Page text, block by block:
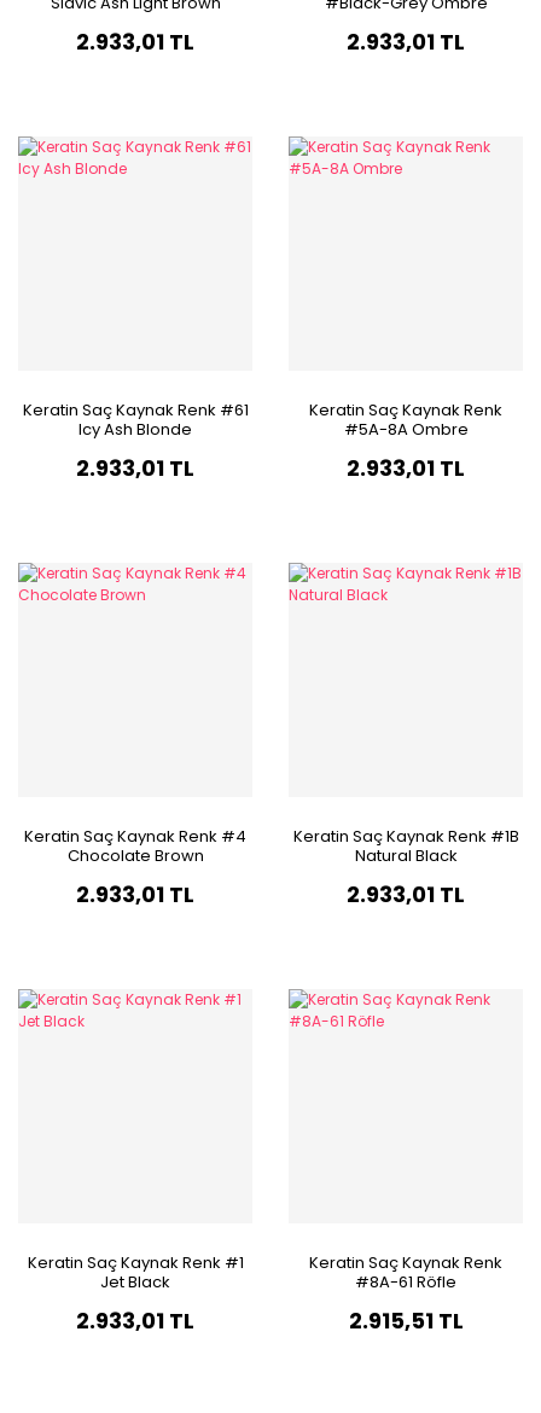
2.933,01 TL 2.933,01 TL
Keratin Saç Kaynak Renk #61
Icy Ash Blonde
2.933,01 TL
Keratin Saç Kaynak Renk
#5A-8A Ombre
2.933,01 TL
Keratin Saç Kaynak Renk #4
Chocolate Brown
2.933,01 TL
Keratin Saç Kaynak Renk #1B
Natural Black
2.933,01 TL
Keratin Saç Kaynak Renk #1
Jet Black
2.933,01 TL
Keratin Saç Kaynak Renk
#8A-61 Röfle
2.915,51 TL